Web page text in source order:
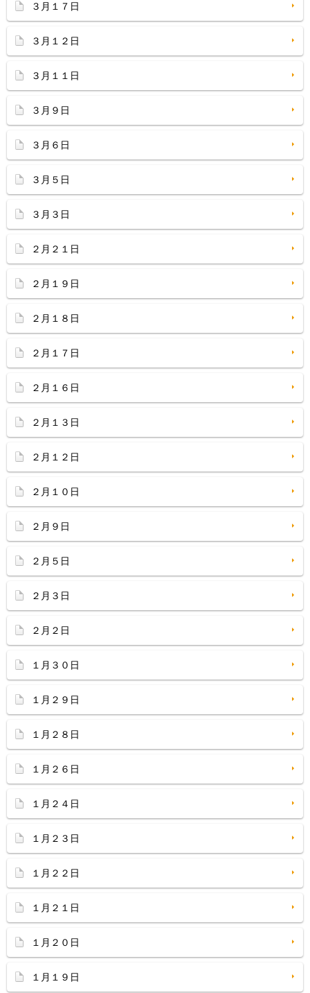
３月１７日
３月１２日
３月１１日
３月９日
３月６日
３月５日
３月３日
２月２１日
２月１９日
２月１８日
２月１７日
２月１６日
２月１３日
２月１２日
２月１０日
２月９日
２月５日
２月３日
２月２日
１月３０日
１月２９日
１月２８日
１月２６日
１月２４日
１月２３日
１月２２日
１月２１日
１月２０日
１月１９日